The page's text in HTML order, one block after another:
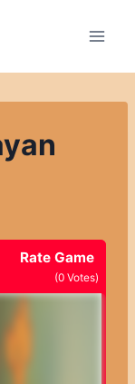
Rate Game
(0 Votes)